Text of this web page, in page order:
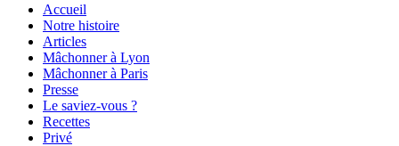
Accueil
Notre histoire
Articles
Mâchonner à Lyon
Mâchonner à Paris
Presse
Le saviez-vous ?
Recettes
Privé